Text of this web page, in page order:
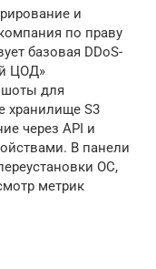
и
по праву
базовая DDoS-
ЦОД»
для
хранилище S3
через API и
В панели
ОС,
метрик